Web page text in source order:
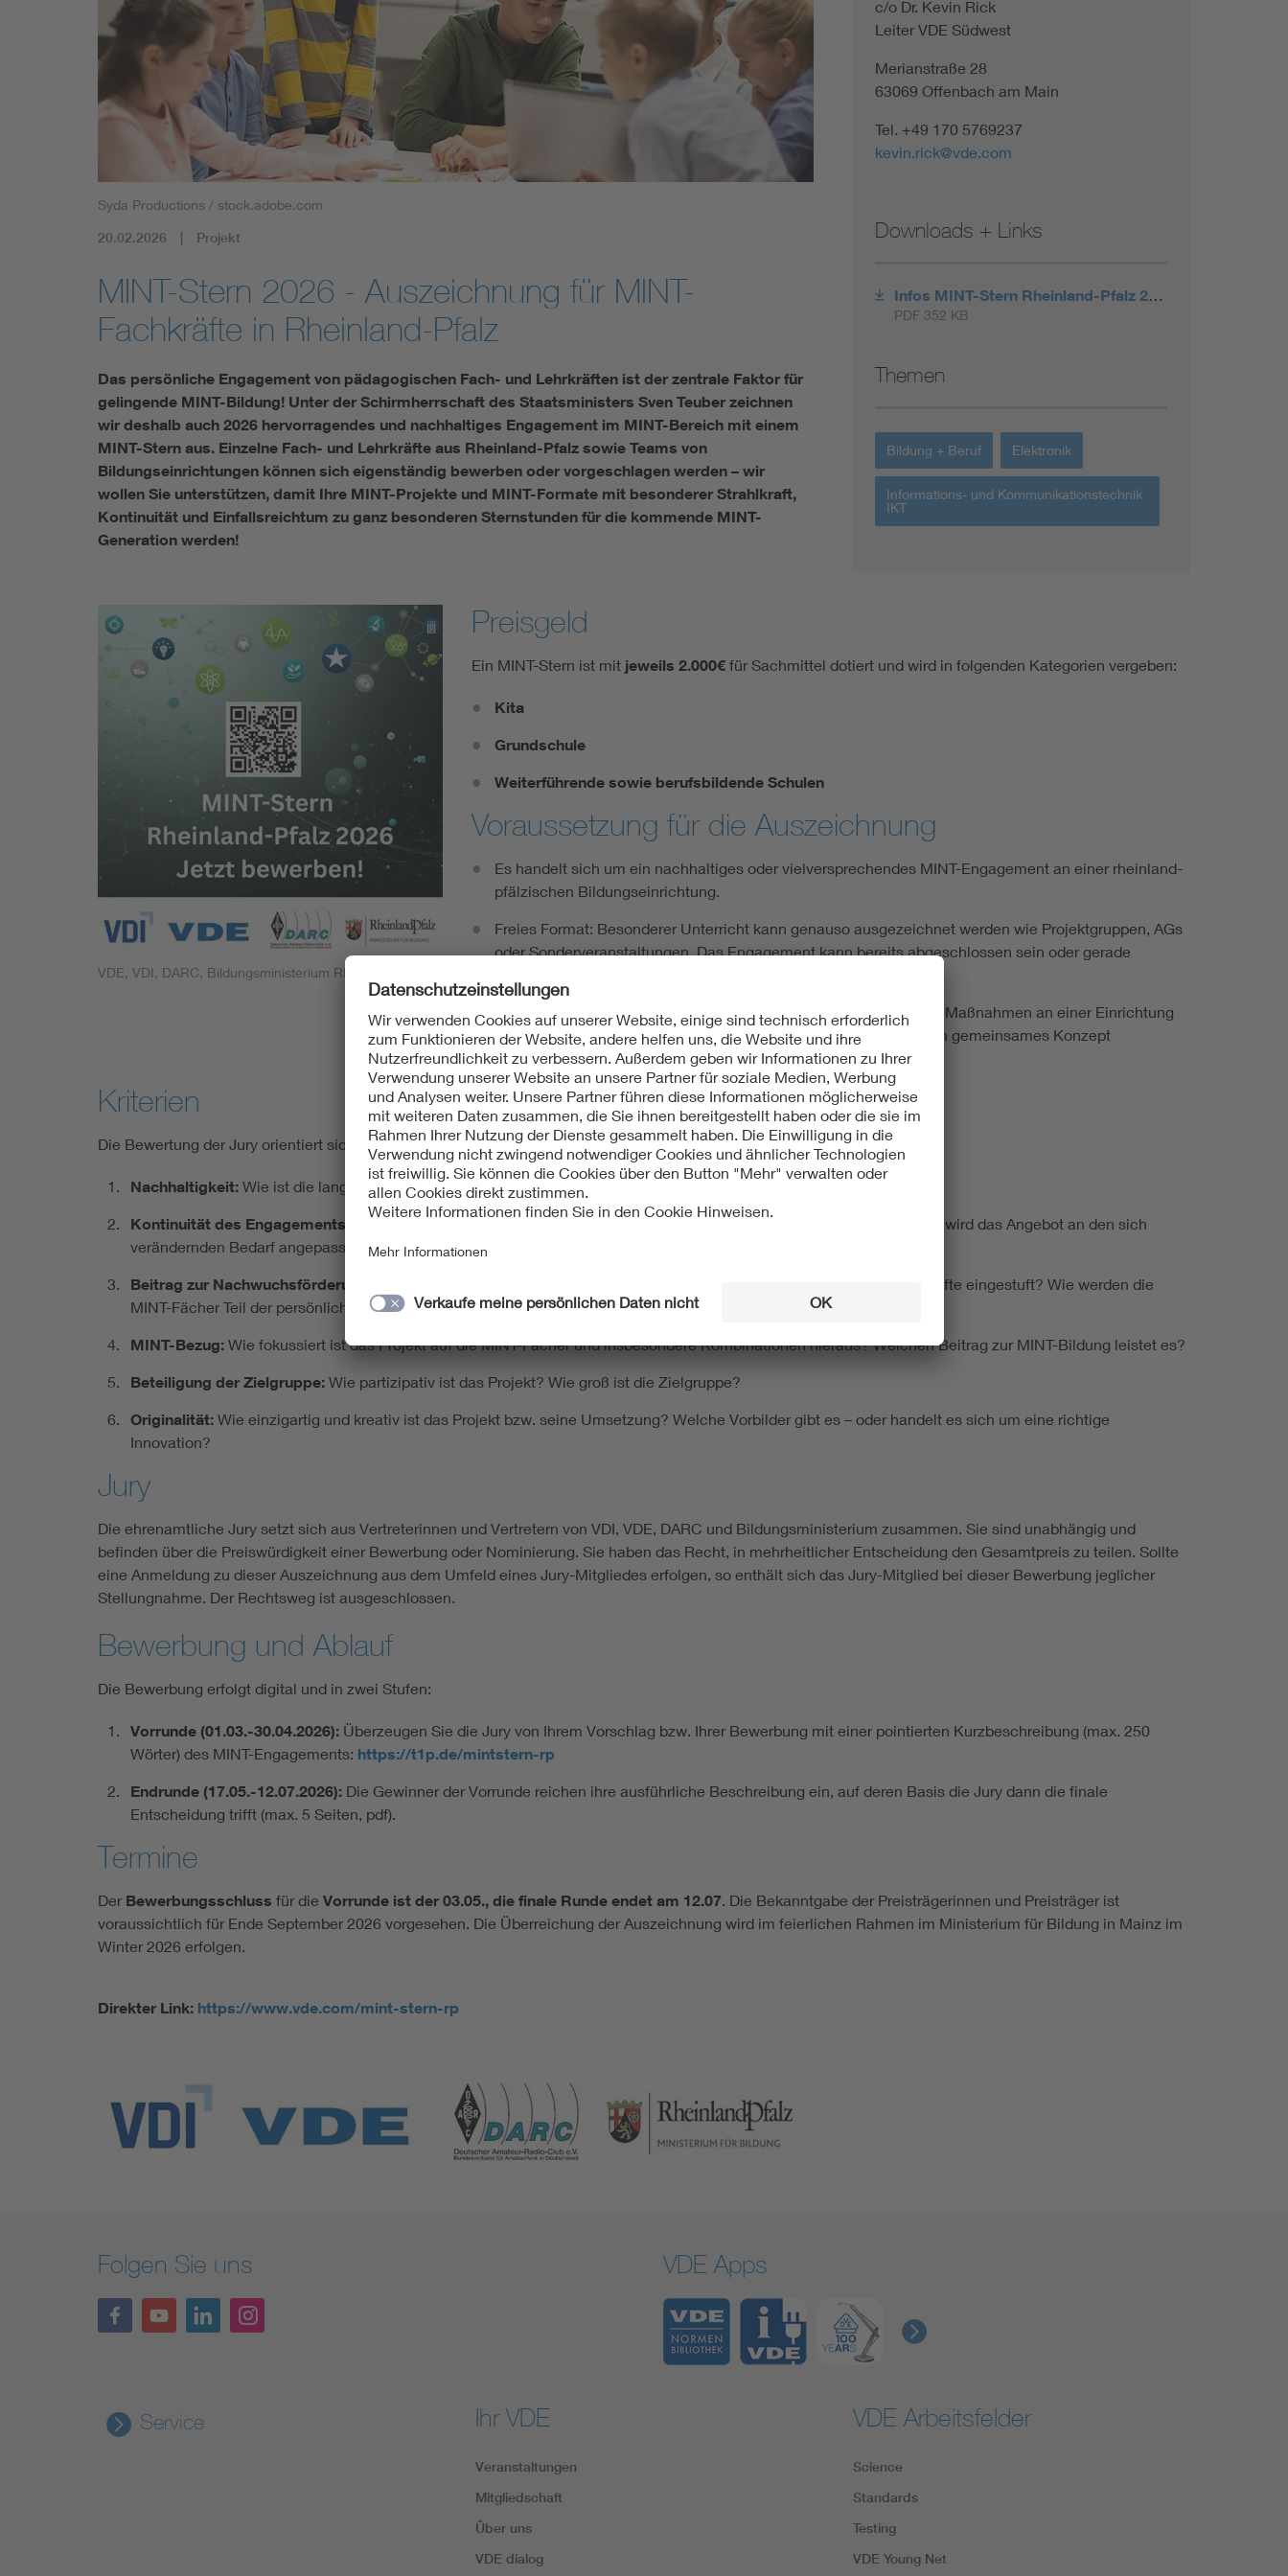
Syda Productions / stock.adobe.com
20.02.2026 Projekt
MINT-Stern 2026 - Auszeichnung für MINT-
Fachkräfte in Rheinland-Pfalz
Das persönliche Engagement von pädagogischen Fach- und Lehrkräften ist der zentrale Faktor für
gelingende MINT-Bildung! Unter der Schirmherrschaft des Staatsministers Sven Teuber zeichnen
wir deshalb auch 2026 hervorragendes und nachhaltiges Engagement im MINT-Bereich mit einem
MINT-Stern aus. Einzelne Fach- und Lehrkräfte aus Rheinland-Pfalz sowie Teams von
Bildungseinrichtungen können sich eigenständig bewerben oder vorgeschlagen werden – wir
wollen Sie unterstützen, damit Ihre MINT-Projekte und MINT-Formate mit besonderer Strahlkraft,
Kontinuität und Einfallsreichtum zu ganz besonderen Sternstunden für die kommende MINT-
Generation werden!
c/o Dr. Kevin Rick
Leiter VDE Südwest
Merianstraße 28
63069 Offenbach am Main
Tel. +49 170 5769237
kevin.rick@vde.com
Downloads + Links
Infos MINT-Stern Rheinland-Pfalz 2026
PDF 352 KB
Themen
Bildung + Beruf Elektronik
Informations- und Kommunikationstechnik
IKT
VDE, VDI, DARC, Bildungsministerium RP
Preisgeld
Ein MINT-Stern ist mit jeweils 2.000€ für Sachmittel dotiert und wird in folgenden Kategorien vergeben:
Kita
Grundschule
Weiterführende sowie berufsbildende Schulen
Voraussetzung für die Auszeichnung
Es handelt sich um ein nachhaltiges oder vielversprechendes MINT-Engagement an einer rheinland-
pfälzischen Bildungseinrichtung.
Freies Format: Besonderer Unterricht kann genauso ausgezeichnet werden wie Projektgruppen, AGs
oder Sonderveranstaltungen. Das Engagement kann bereits abgeschlossen sein oder gerade
Individuelles Engagement oder Leistung im Team – verschiedene Maßnahmen an einer Einrichtung
können nur berücksichtigt werden, soweit sie gebündelt und in ein gemeinsames Konzept
eingebettet sind.
Kriterien
Die Bewertung der Jury orientiert sich vornehmlich an folgenden Kriterien:
Nachhaltigkeit: Wie ist die langfristige Wirkung des Engagements der Erzieherin, des Erziehers oder der Lehrkraft?
Kontinuität des Engagements:
Wie verankert und etabliert ist das Projekt an der jeweiligen Bildungseinrichtung? Wie wird das Angebot an den sich
verändernden Bedarf angepasst?
Beitrag zur Nachwuchsförderung:
Wie hoch wird das Potential des Projekts zur Gewinnung zukünftiger MINT-Fachkräfte eingestuft? Wie werden die
MINT-Fächer Teil der persönlichen Bildung?
MINT-Bezug: Wie fokussiert ist das Projekt auf die MINT-Fächer und insbesondere Kombinationen hieraus? Welchen Beitrag zur MINT-Bildung leistet es?
Beteiligung der Zielgruppe: Wie partizipativ ist das Projekt? Wie groß ist die Zielgruppe?
Originalität: Wie einzigartig und kreativ ist das Projekt bzw. seine Umsetzung? Welche Vorbilder gibt es – oder handelt es sich um eine richtige
Innovation?
Jury
Die ehrenamtliche Jury setzt sich aus Vertreterinnen und Vertretern von VDI, VDE, DARC und Bildungsministerium zusammen. Sie sind unabhängig und
befinden über die Preiswürdigkeit einer Bewerbung oder Nominierung. Sie haben das Recht, in mehrheitlicher Entscheidung den Gesamtpreis zu teilen. Sollte
eine Anmeldung zu dieser Auszeichnung aus dem Umfeld eines Jury-Mitgliedes erfolgen, so enthält sich das Jury-Mitglied bei dieser Bewerbung jeglicher
Stellungnahme. Der Rechtsweg ist ausgeschlossen.
Bewerbung und Ablauf
Die Bewerbung erfolgt digital und in zwei Stufen:
Vorrunde (01.03.-30.04.2026): Überzeugen Sie die Jury von Ihrem Vorschlag bzw. Ihrer Bewerbung mit einer pointierten Kurzbeschreibung (max. 250
Wörter) des MINT-Engagements: https://t1p.de/mintstern-rp
Endrunde (17.05.-12.07.2026): Die Gewinner der Vorrunde reichen ihre ausführliche Beschreibung ein, auf deren Basis die Jury dann die finale
Entscheidung trifft (max. 5 Seiten, pdf).
Termine
Der Bewerbungsschluss für die Vorrunde ist der 03.05., die finale Runde endet am 12.07. Die Bekanntgabe der Preisträgerinnen und Preisträger ist
voraussichtlich für Ende September 2026 vorgesehen. Die Überreichung der Auszeichnung wird im feierlichen Rahmen im Ministerium für Bildung in Mainz im
Winter 2026 erfolgen.
Direkter Link: https://www.vde.com/mint-stern-rp
Folgen Sie uns VDE Apps
Service Ihr VDE
Veranstaltungen
Mitgliedschaft
Über uns
VDE dialog
VDE Arbeitsfelder
Science
Standards
Testing
VDE Young Net